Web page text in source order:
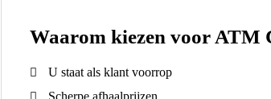
Waarom kiezen voor ATM
U staat als klant voorrop
Scherpe afhaalprijzen